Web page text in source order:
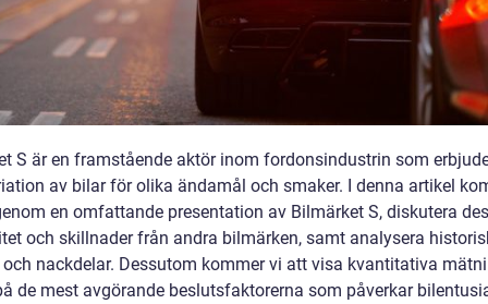
S är en framstående aktör inom fordonsindustrin som
av bilar för olika ändamål och smaker. I denna artikel
en omfattande presentation av Bilmärket S, diskutera
och skillnader från andra bilmärken, samt analysera
nackdelar. Dessutom kommer vi att visa kvantitativa
de mest avgörande beslutsfaktorerna som påverkar